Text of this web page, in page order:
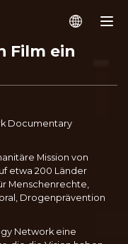
Film ein
Documentary
Mission von
etwa 200 Länder
Menschenrechte,
Drogenprävention
Network eine